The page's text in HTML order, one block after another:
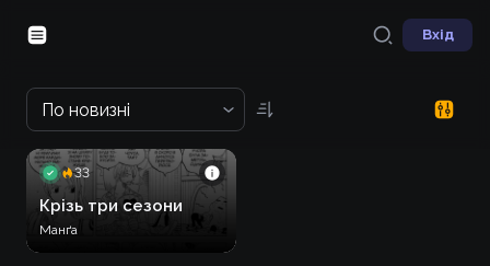
Вхід
По новизні
33
Крізь три сезони
Манґа